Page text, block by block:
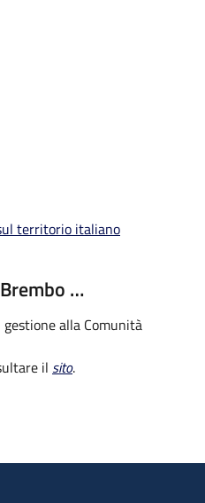
territorio italiano
…
alla Comunità
il sito.